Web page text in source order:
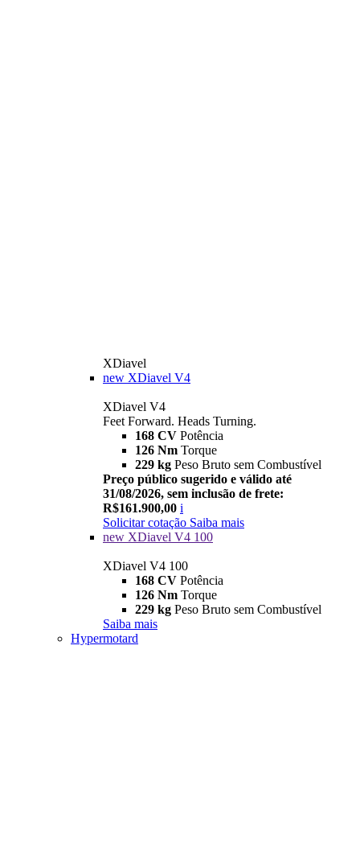
XDiavel
new XDiavel V4
XDiavel V4
Feet Forward. Heads Turning.
168 CV Potência
126 Nm Torque
229 kg Peso Bruto sem Combustível
Preço público sugerido e válido até
31/08/2026, sem inclusão de frete:
R$161.900,00 i
Solicitar cotação Saiba mais
new XDiavel V4 100
XDiavel V4 100
168 CV Potência
126 Nm Torque
229 kg Peso Bruto sem Combustível
Saiba mais
Hypermotard